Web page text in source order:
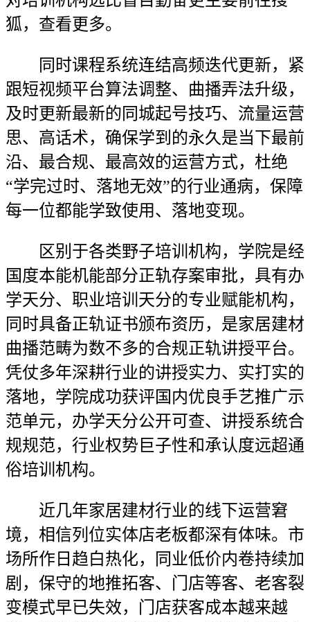
狐，查看更多。
同时课程系统连结高频迭代更新，紧
跟短视频平台算法调整、曲播弄法升级，
及时更新最新的同城起号技巧、流量运营
思、高话术，确保学到的永久是当下最前
沿、最合规、最高效的运营方式，杜绝
“学完过时、落地无效”的行业通病，保障
每一位都能学致使用、落地变现。
区别于各类野子培训机构，学院是经
国度本能机能部分正轨存案审批，具有办
学天分、职业培训天分的专业赋能机构，
同时具备正轨证书颁布资历，是家居建材
曲播范畴为数不多的合规正轨讲授平台。
凭仗多年深耕行业的讲授实力、实打实的
落地，学院成功获评国内优良手艺推广示
范单元，办学天分公开可查、讲授系统合
规规范，行业权势巨子性和承认度远超通
俗培训机构。
近几年家居建材行业的线下运营窘
境，相信列位实体店老板都深有体味。市
场所作日趋白热化，同业低价内卷持续加
剧，保守的地推拓客、门店等客、老客裂
变模式早已失效，门店获客成本越来越